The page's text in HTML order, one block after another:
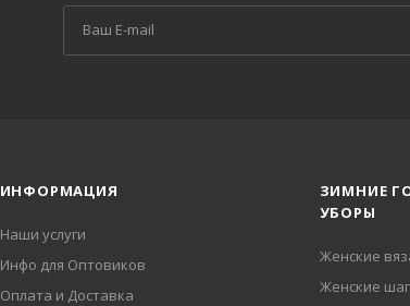
ИНФОРМАЦИЯ
Наши услуги
Инфо для Оптовиков
Оплата и Доставка
ЗИМНИЕ
УБОРЫ
Женские
Женские